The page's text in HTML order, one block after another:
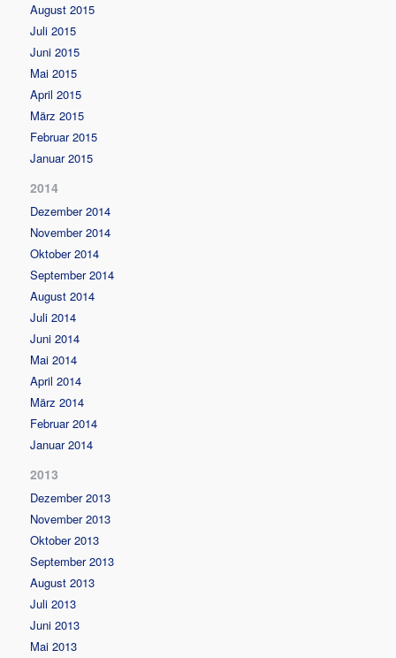
August 2015
Juli 2015
Juni 2015
Mai 2015
April 2015
März 2015
Februar 2015
Januar 2015
2014
Dezember 2014
November 2014
Oktober 2014
September 2014
August 2014
Juli 2014
Juni 2014
Mai 2014
April 2014
März 2014
Februar 2014
Januar 2014
2013
Dezember 2013
November 2013
Oktober 2013
September 2013
August 2013
Juli 2013
Juni 2013
Mai 2013